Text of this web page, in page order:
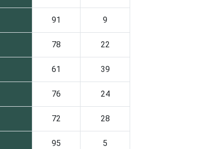
91 9
78 22
61 39
76 24
72 28
95 5